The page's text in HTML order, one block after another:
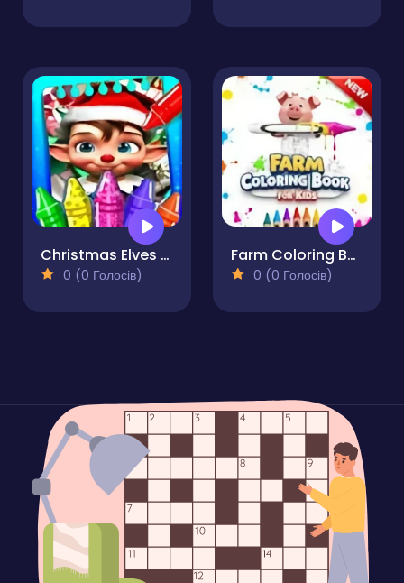
Christmas Elves Coloring Game
0 (0 Голосів)
Farm Coloring Book for Kids
0 (0 Голосів)